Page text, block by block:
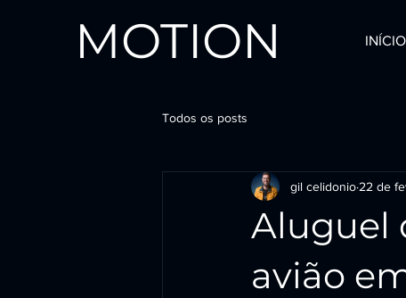
MOTION INÍCIO
Todos os posts
Aluguel
avião
gil celidonio 22 de